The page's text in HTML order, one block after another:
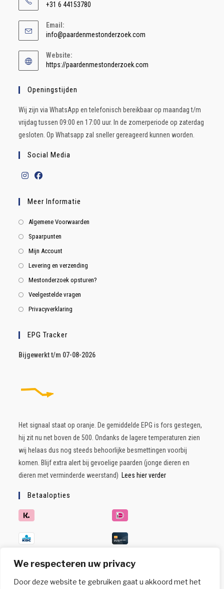
We respecteren uw privacy
Door deze website te gebruiken gaat u akkoord met het
+31 6 44153780
Email:
info@paardenmestonderzoek.com
Website:
https://paardenmestonderzoek.com
Openingstijden
Wij zijn via WhatsApp en telefonisch bereikbaar op maandag t/m
vrijdag tussen 09:00 en 17:00 uur. In de zomerperiode op zaterdag
gesloten. Op Whatsapp zal sneller gereageerd kunnen worden.
Social Media
Meer Informatie
Algemene Voorwaarden
Spaarpunten
Mijn Account
Levering en verzending
Mestonderzoek opsturen?
Veelgestelde vragen
Privacyverklaring
EPG Tracker
Bijgewerkt t/m 07-08-2026
Het signaal staat op oranje. De gemiddelde EPG is fors gestegen,
hij zit nu net boven de 500. Ondanks de lagere temperaturen zien
wij helaas dus nog steeds behoorlijke besmettingen voorbij
komen. Blijf extra alert bij gevoelige paarden (jonge dieren en
dieren met verminderde weerstand) Lees hier verder
Betaalopties